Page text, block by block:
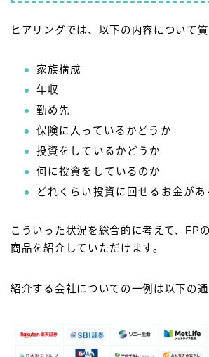
ヒアリングでは、以下の内容について
家族構成
年収
勤め先
保険に入っているかどうか
投資をしているかどうか
何に投資をしているのか
どれくらい投資に回せるお金があ
こういった状況を総合的に考えて、FP
商品を紹介していただけます。
紹介する会社についての一例は以下の通